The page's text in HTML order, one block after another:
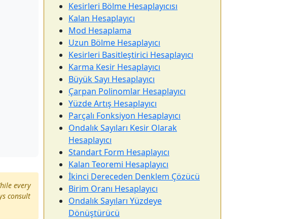
every
consult
Kesirleri Bölme Hesaplayıcısı
Kalan Hesaplayıcı
Mod Hesaplama
Uzun Bölme Hesaplayıcı
Kesirleri Basitleştirici Hesaplayıcı
Karma Kesir Hesaplayıcı
Büyük Sayı Hesaplayıcı
Çarpan Polinomlar Hesaplayıcı
Yüzde Artış Hesaplayıcı
Parçalı Fonksiyon Hesaplayıcı
Ondalık Sayıları Kesir Olarak
Hesaplayıcı
Standart Form Hesaplayıcı
Kalan Teoremi Hesaplayıcı
İkinci Dereceden Denklem Çözücü
Birim Oranı Hesaplayıcı
Ondalık Sayıları Yüzdeye
Dönüştürücü